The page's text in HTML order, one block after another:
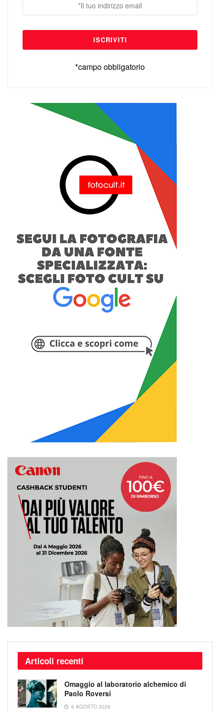
*campo obbligatorio
Articoli recenti
Omaggio al laboratorio alchemico di
Paolo Roversi
6 AGOSTO 2026